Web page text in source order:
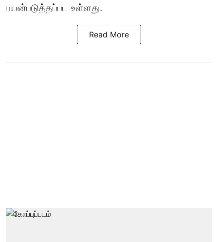
பயன்படுத்தப்பட உள்ளது.
Read More